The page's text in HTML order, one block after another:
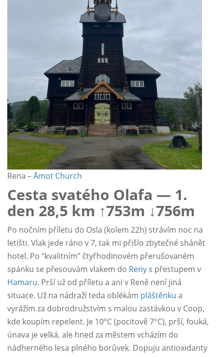
Rena –Åmot Church
Cesta svatého Olafa — 1.
den 28,5 km ↑753m ↓756m
Po nočním příletu do Osla (kolem 22h) strávím noc na
letišti. Vlak jede ráno v 7, tak mi přišlo zbytečné shánět
hotel. Po “kvalitním” čtyřhodinovém přerušovaném
spánku se přesouvám vlakem do Reny s přestupem v
Hamaru. Prší už od příletu a ani v Reně není jiná
situace. Už na nádraží teda oblékám pláštěnku a
vyrážím za dobrodružstvím s malou zastávkou v Coop,
kde koupím repelent. Je 10°C (pocitově 7°C), prší, fouká,
únava je velká, ale hned za městem vcházím do
nádherného lesa plného borůvek. Dopuju antioxidanty